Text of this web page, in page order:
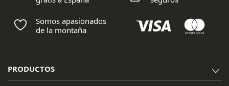
Somos apasionados
de la montaña
PRODUCTOS